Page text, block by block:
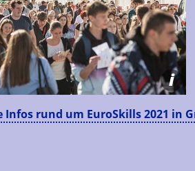
i
Infos rund um EuroSkills 2021 in